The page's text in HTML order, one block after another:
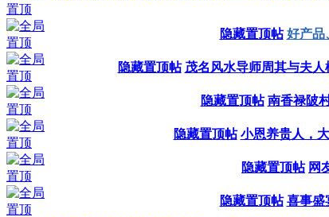
隐藏置顶帖 好产品
隐藏置顶帖 茂名风水导师周其与夫
隐藏置顶帖 南香禄陂
隐藏置顶帖 小恩养贵人，
隐藏置顶帖 网
隐藏置顶帖 喜事盛